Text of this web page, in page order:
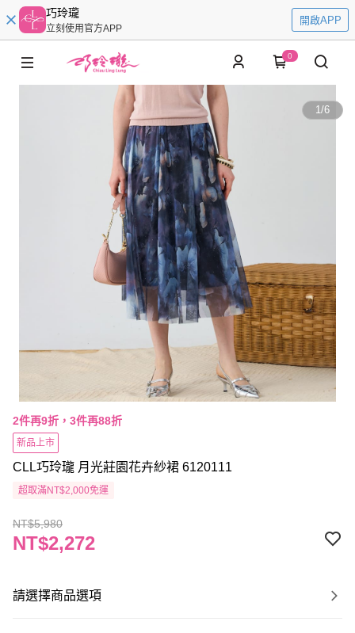
巧玲瓏
立刻使用官方APP
開啟APP
0
1/6
2件再9折，3件再88折
新品上市
CLL巧玲瓏 月光莊園花卉紗裙 6120111
超取滿NT$2,000免運
NT$5,980
NT$2,272
請選擇商品選項